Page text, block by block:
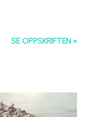
SE OPPSKRIFTEN »